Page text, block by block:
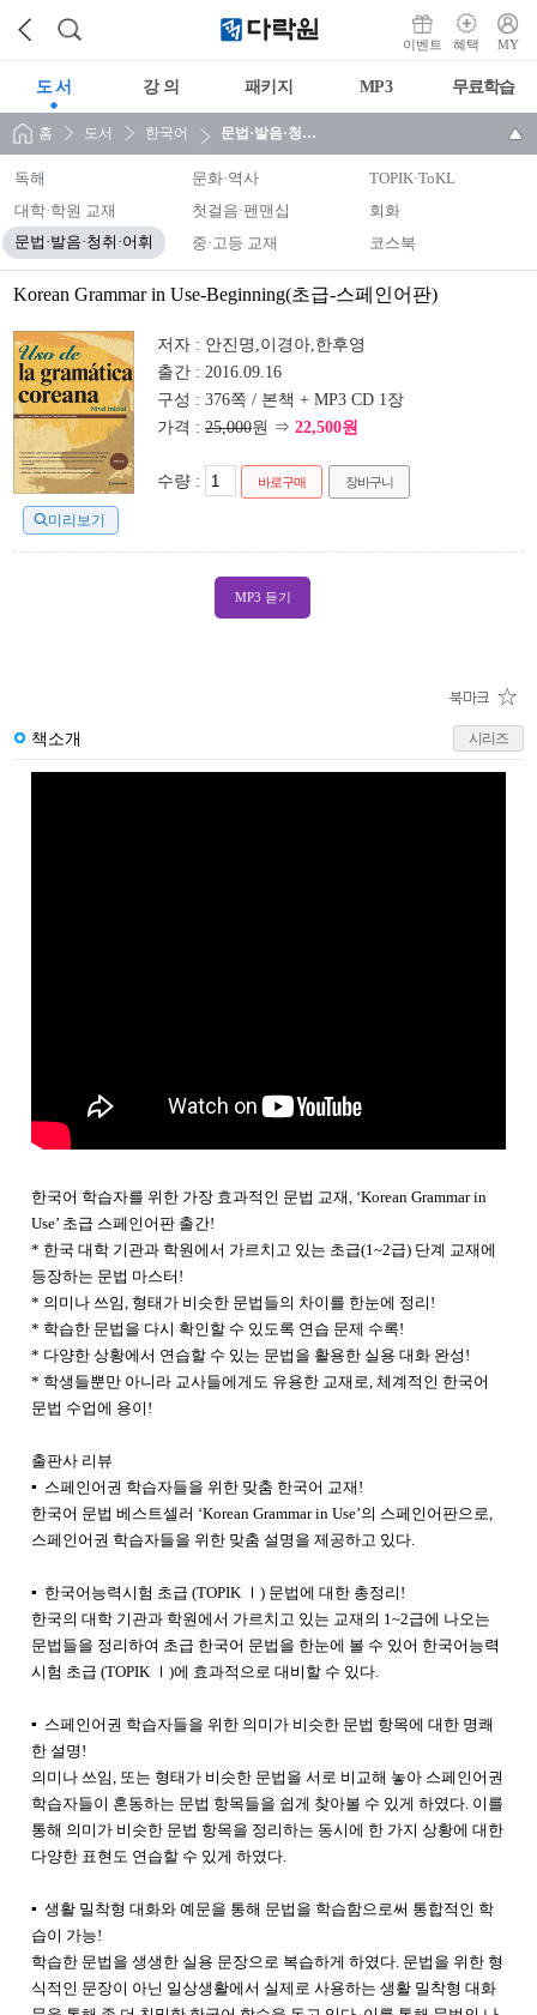
이벤트 혜택 MY
도 서 강 의 패키지 MP3 무료학습
홈 도서 한국어 문법·발음·청취·어휘
독해 문화·역사
TOPIK·ToKL
대학·학원 교재
첫걸음·펜맨십 회화
문법·발음·청취·어휘 중·고등 교재 코스북
Korean Grammar in Use-Beginning(초급-스페인어판)
미리보기
저자 : 안진명,이경아,한후영
출간 : 2016.09.16
구성 : 376쪽 / 본책 + MP3 CD 1장
가격 : 25,000원 ⇒ 22,500원
수량 : 바로구매 장바구니
MP3 듣기
책소개 시리즈
한국어 학습자를 위한 가장 효과적인 문법 교재, ‘Korean Grammar in
Use’ 초급 스페인어판 출간!
* 한국 대학 기관과 학원에서 가르치고 있는 초급(1~2급) 단계 교재에
등장하는 문법 마스터!
* 의미나 쓰임, 형태가 비슷한 문법들의 차이를 한눈에 정리!
* 학습한 문법을 다시 확인할 수 있도록 연습 문제 수록!
* 다양한 상황에서 연습할 수 있는 문법을 활용한 실용 대화 완성!
* 학생들뿐만 아니라 교사들에게도 유용한 교재로, 체계적인 한국어
문법 수업에 용이!
출판사 리뷰
▪ 스페인어권 학습자들을 위한 맞춤 한국어 교재!
한국어 문법 베스트셀러 ‘Korean Grammar in Use’의 스페인어판으로,
스페인어권 학습자들을 위한 맞춤 설명을 제공하고 있다.
▪ 한국어능력시험 초급 (TOPIK Ⅰ) 문법에 대한 총정리!
한국의 대학 기관과 학원에서 가르치고 있는 교재의 1~2급에 나오는
문법들을 정리하여 초급 한국어 문법을 한눈에 볼 수 있어 한국어능력
시험 초급 (TOPIK Ⅰ)에 효과적으로 대비할 수 있다.
▪ 스페인어권 학습자들을 위한 의미가 비슷한 문법 항목에 대한 명쾌
한 설명!
의미나 쓰임, 또는 형태가 비슷한 문법을 서로 비교해 놓아 스페인어권
학습자들이 혼동하는 문법 항목들을 쉽게 찾아볼 수 있게 하였다. 이를
통해 의미가 비슷한 문법 항목을 정리하는 동시에 한 가지 상황에 대한
다양한 표현도 연습할 수 있게 하였다.
▪ 생활 밀착형 대화와 예문을 통해 문법을 학습함으로써 통합적인 학
습이 가능!
학습한 문법을 생생한 실용 문장으로 복습하게 하였다. 문법을 위한 형
식적인 문장이 아닌 일상생활에서 실제로 사용하는 생활 밀착형 대화